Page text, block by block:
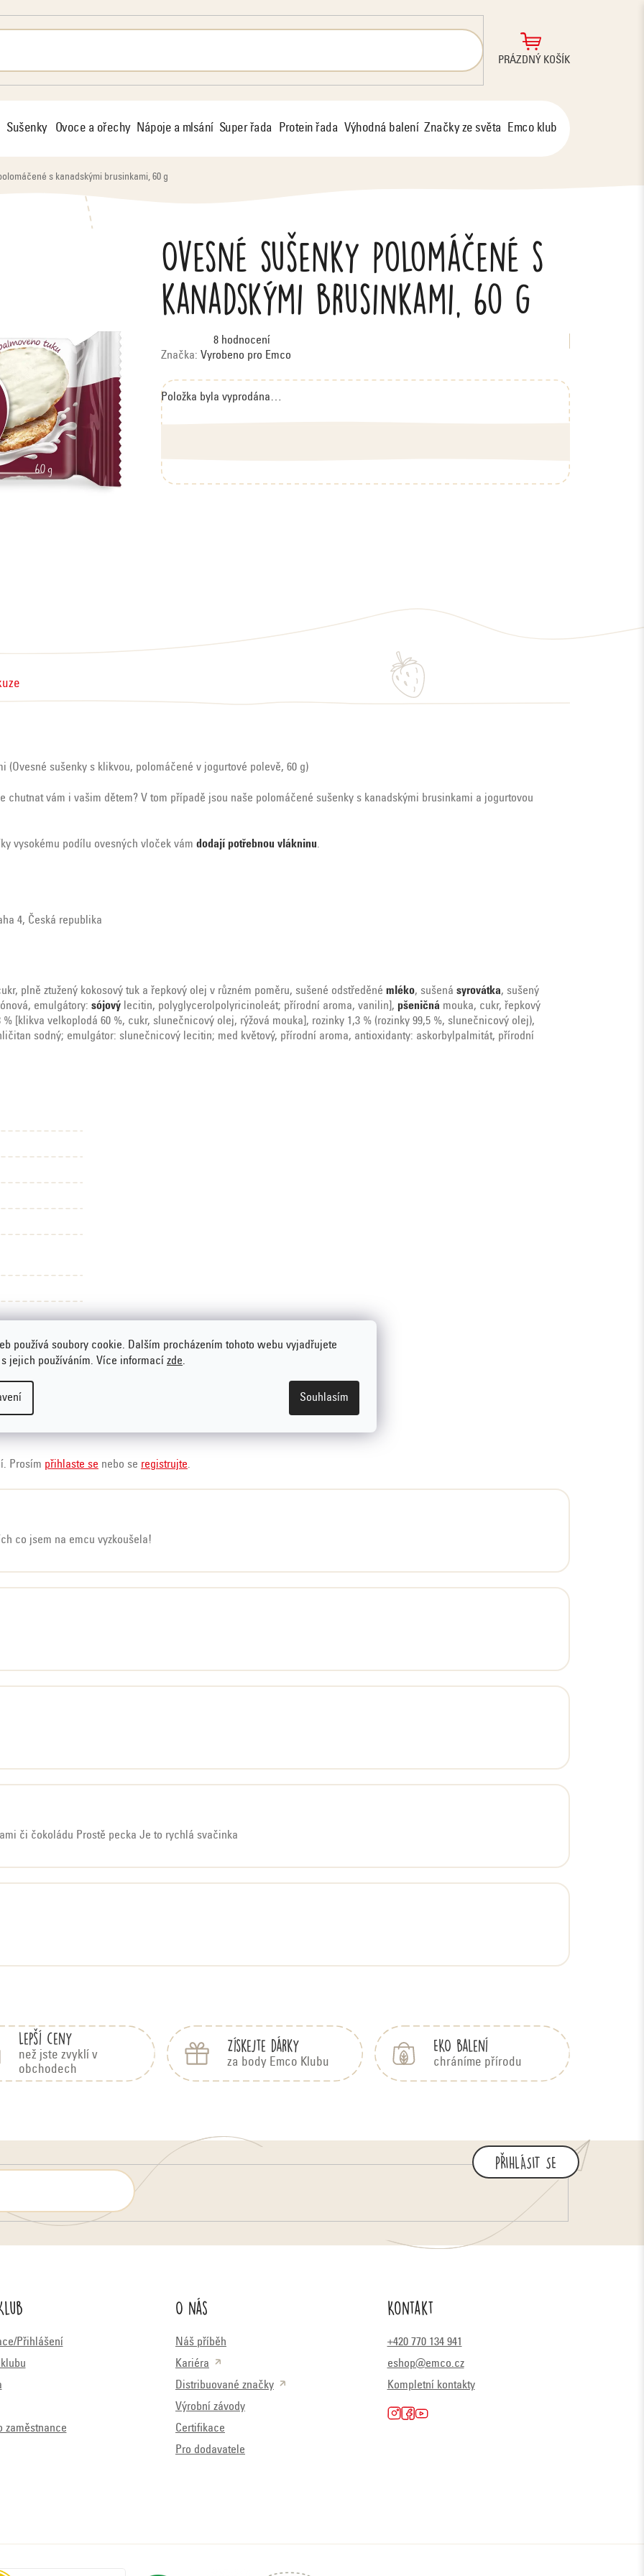
používá soubory cookie. Dalším procházením tohoto webu vyjadřujete
jejich používáním. Více informací zde.
Souhlasím
NÁKUPNÍ
PRÁZDNÝ KOŠÍK
Sušenky Ovoce a ořechy Nápoje a mlsání Super řada Protein řada Výhodná balení Značky ze světa Emco klub
s kanadskými brusinkami, 60 g
Ovesné sušenky polomáčené s
kanadskými brusinkami, 60 g
Průměrné
hodnocení
produktu
je
5
8 hodnocení
Značka: Vyrobeno pro Emco
Položka byla vyprodána…
(Ovesné sušenky s klikvou, polomáčené v jogurtové polevě, 60 g)
chutnat vám i vašim dětem? V tom případě jsou naše polomáčené sušenky s kanadskými brusinkami a jogurtovou
vysokému podílu ovesných vloček vám dodají potřebnou vlákninu.
4, Česká republika
plně ztužený kokosový tuk a řepkový olej v různém poměru, sušené odstředěné mléko, sušená syrovátka, sušený
emulgátory: sójový lecitin, polyglycerolpolyricinoleát; přírodní aroma, vanilin], pšeničná mouka, cukr, řepkový
[klikva velkoplodá 60 %, cukr, slunečnicový olej, rýžová mouka], rozinky 1,3 % (rozinky 99,5 %, slunečnicový olej),
sodný; emulgátor: slunečnicový lecitin; med květový, přírodní aroma, antioxidanty: askorbylpalmitát, přírodní
Prosím přihlaste se nebo se registrujte.
co jsem na emcu vyzkoušela!
či čokoládu Prostě pecka Je to rychlá svačinka
Lepší ceny
než jste zvyklí v
obchodech
Získejte dárky
za body Emco Klubu
EKO balení
chráníme přírodu
PŘIHLÁSIT SE
Přihlášení
zaměstnance
O nás
Náš příběh
Kariéra
Distribuované značky
Výrobní závody
Certifikace
Pro dodavatele
Kontakt
+420 770 134 941
eshop@emco.cz
Kompletní kontakty